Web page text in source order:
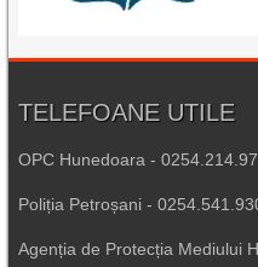
TELEFOANE UTILE
OPC Hunedoara -
Poliția Petroșani -
Agenția de Protecția Mediului